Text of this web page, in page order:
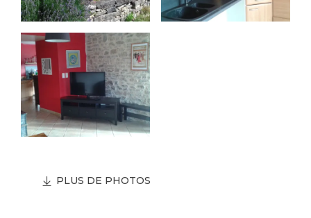
PLUS DE PHOTOS